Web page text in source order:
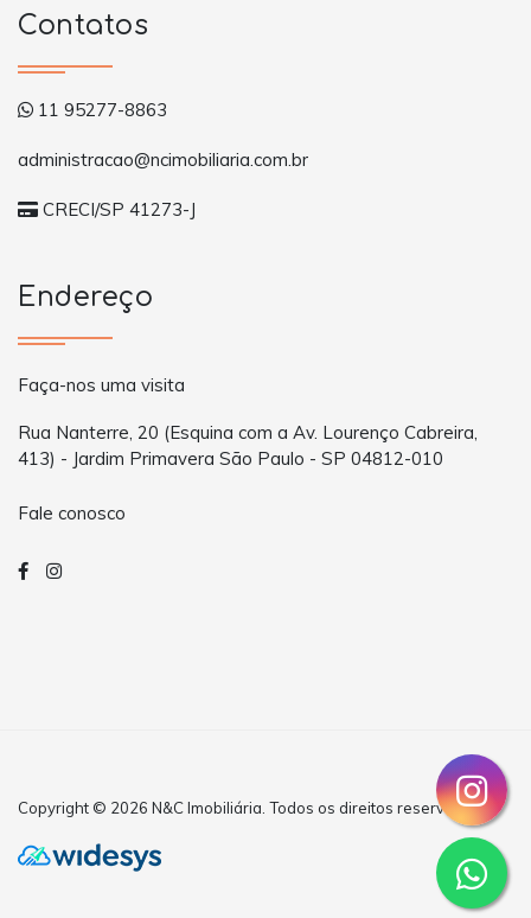
Contatos
11 95277-8863
administracao@ncimobiliaria.com.br
CRECI/SP 41273-J
Endereço
Faça-nos uma visita
Rua Nanterre, 20 (Esquina com a Av. Lourenço Cabreira,
413) - Jardim Primavera São Paulo - SP 04812-010
Fale conosco
Copyright © 2026 N&C Imobiliária. Todos os direitos reservados.